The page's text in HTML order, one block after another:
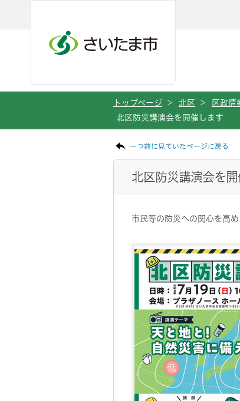
トップページ > 北区 > 区政情
北区防災講演会を開催します
一つ前に見ていたページに戻る
北区防災講演会を
市民等の防災への関心を高